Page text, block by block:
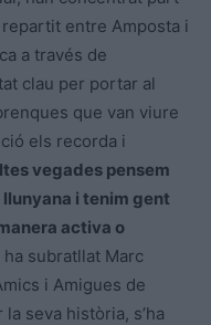
repartit entre Amposta i
a través de
clau per portar al
que van viure
els recorda i
vegades pensem
llunyana i tenim gent
activa o
ha subratllat Marc
i Amigues de
seva història, s’ha